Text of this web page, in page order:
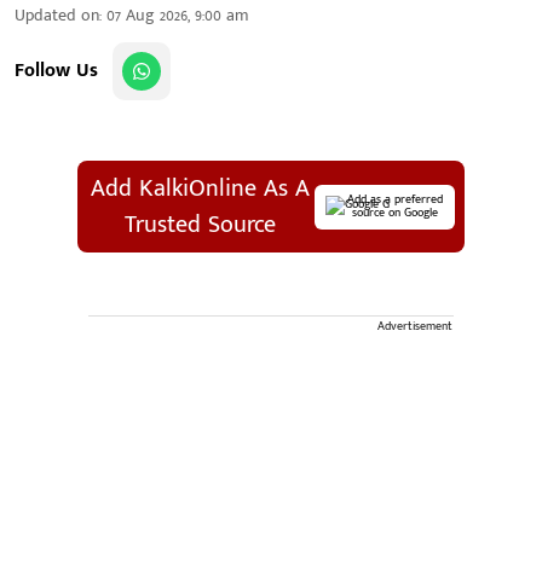
Updated on:07 Aug 2026, 9:00 am
Follow Us
Add KalkiOnline As A
Trusted Source
Add as a preferred
source on Google
Advertisement